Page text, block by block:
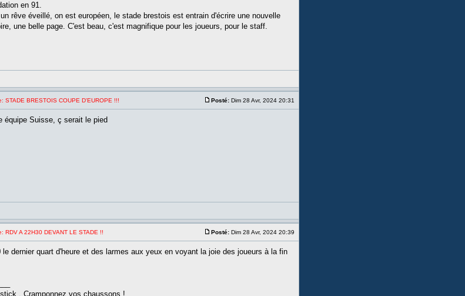
en 91.
rêve éveillé, on est européen, le stade brestois est entrain d'écrire une nouvelle
une belle page. C'est beau, c'est magnifique pour les joueurs, pour le staff.
STADE BRESTOIS COUPE D'EUROPE !!! Posté: Dim 28 Avr, 2024 20:31
équipe Suisse, ç serait le pied
RDV A 22H30 DEVANT LE STADE !! Posté: Dim 28 Avr, 2024 20:39
le dernier quart d'heure et des larmes aux yeux en voyant la joie des joueurs à la fin
, Cramponnez vos chaussons !